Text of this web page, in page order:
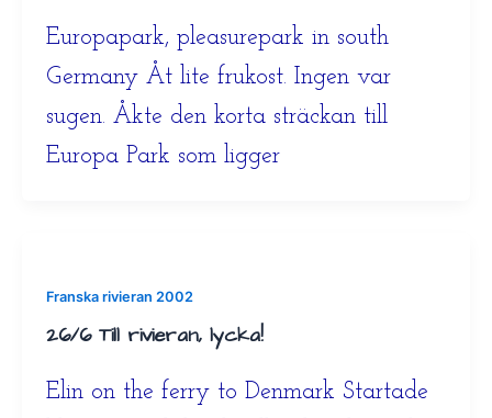
Europapark, pleasurepark in south
Germany Åt lite frukost. Ingen var
sugen. Åkte den korta sträckan till
Europa Park som ligger
Franska rivieran 2002
26/6 Till rivieran, lycka!
Elin on the ferry to Denmark Startade